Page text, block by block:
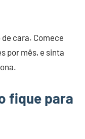
de cara. Comece
por mês, e sinta
fique para